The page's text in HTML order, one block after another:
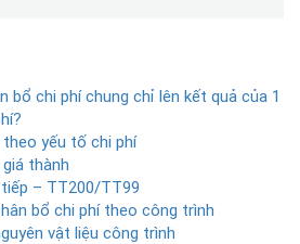
bổ chi phí chung chỉ lên kết quả của 1
yếu tố chi phí
thành
– TT200/TT99
bổ chi phí theo công trình
vật liệu công trình